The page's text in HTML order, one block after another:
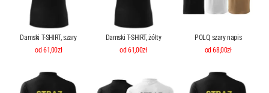
Damski T-SHIRT, szary
od 61,00zł
Damski T-SHIRT, żółty
od 61,00zł
POLO, szary napis
od 68,00zł